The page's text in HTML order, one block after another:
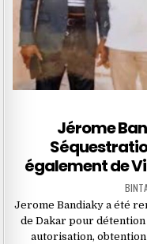
Jérome
également de
Jerome Bandiaky a été
de Dakar pour détention
autorisation,